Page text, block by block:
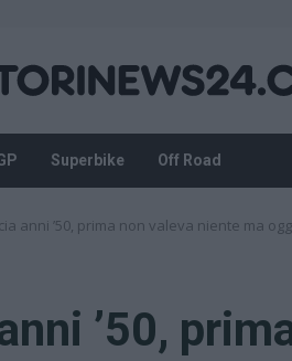
Superbike Off Road
anni ’50, prima non valeva niente ma
’50,